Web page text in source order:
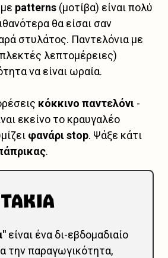
patterns (μοτίβα) είναι πολύ
θα είσαι σαν
στυλάτος. Παντελόνια με
λεπτομέρειες)
να είναι ωραία.
κόκκινο παντελόνι -
εκείνο το κραυγαλέο
φανάρι stop. Ψάξε κάτι
.
είναι ένα δι-εβδομαδιαίο
την παραγωγικότητα,